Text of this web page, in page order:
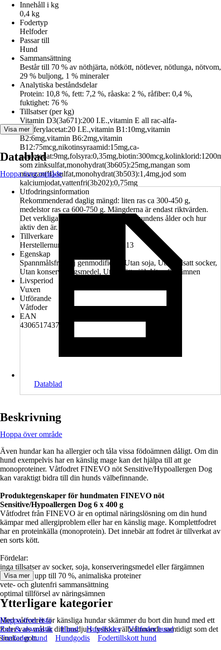
Innehåll i kg
0,4 kg
Fodertyp
Helfoder
Passar till
Hund
Sammansättning
Består till 70 % av nöthjärta, nötkött, nötlever, nötlunga, nötvom,
29 % buljong, 1 % mineraler
Analytiska beståndsdelar
Protein: 10,8 %, fett: 7,2 %, råaska: 2 %, råfiber: 0,4 %,
fuktighet: 76 %
Tillsatser (per kg)
Vitamin D3(3a671):200 I.E.,vitamin E all rac-alfa-
tokoferylacetat:20 I.E.,vitamin B1:10mg,vitamin
B2:6mg,vitamin B6:2mg,vitamin
B12:75mcg,nikotinsyraamid:15mg,ca-
som zinksulfat,monohydrat(3b605):25mg,mangan som
mangan(II)-sulfat,monohydrat(3b503):1,4mg,jod som
kalciumjodat,vattenfri(3b202):0,75mg
Utfodringsinformation
Rekommenderad daglig mängd: liten ras ca 300-450 g,
medelstor ras ca 600-750 g. Mängderna är endast riktvärden.
Det verkliga näringsbehovet beror på hundens ålder och hur
aktiv den är.
Tillverkare
Herstellernummer: DE03452000213
Egenskap
Spannmålsfritt, Ej genmodifierat, Utan soja, Utan tillsatt socker,
Utan konserveringsmedel, Utan köttmjöl, Utan färgämnen
Livsperiod
Vuxen
Utförande
Våtfoder
EAN
4306517437428
Visa mer
Datablad
Hoppa över område
Datablad
Beskrivning
Hoppa över område
Även hundar kan ha allergier och tåla vissa födoämnen dåligt. Om din
hund exempelvis har en känslig mage kan det hjälpa till att ge
monoproteiner. Våtfodret FINEVO nöt Sensitive/Hypoallergen Dog
kan varaktigt bidra till din hunds välbefinnande.
Produktegenskaper för hundmaten FINEVO nöt
Sensitive/Hypoallergen Dog 6 x 400 g
Våtfodret från FINEVO är en optimal näringslösning om din hund
kämpar med allergiproblem eller har en känslig mage. Komplettfodret
har en proteinkälla (monoprotein). Det innebär att fodret är tillverkat av
en sorts kött.
Fördelar:
inga tillsatser av socker, soja, konserveringsmedel eller färgämnen
hög andel, upp till 70 %, animaliska proteiner
vete- och glutenfri sammansättning
optimal tillförsel av näringsämnen
Med våtfodret för känsliga hundar skämmer du bort din hund med ett
foder vars mål är ditt husdjurs fysiska välbefinnande samtidigt som det
smakar gott.
Visa mer
Ytterligare kategorier
Hoppa över lista
Zoo & akvaristik
Hund Hundfoder
Våtfoder hund
Torrfoder hund
Hundgodis Fodertillskott hund